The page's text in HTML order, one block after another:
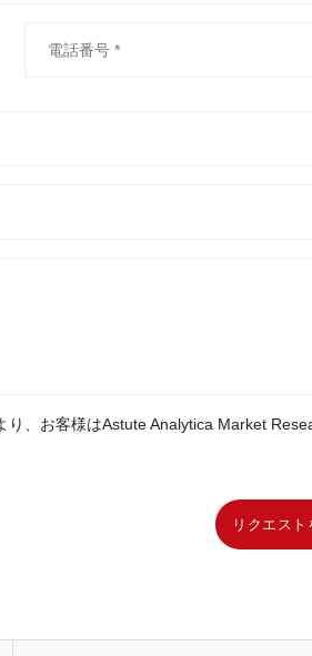
り、お客様はAstute Analytica Market
リクエスト